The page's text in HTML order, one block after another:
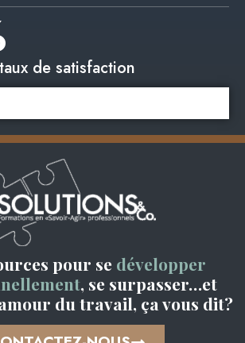
taux de satisfaction
pour se développer
, se surpasser…et
du travail, ça vous dit?